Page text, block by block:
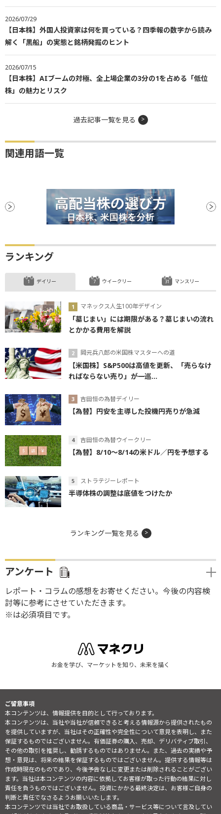
2026/07/29
【日本株】外国人投資家は何を買っている？四季報の数字から読み
解く「黒船」の実態と銘柄発掘のヒント
2026/07/15
【日本株】AIブームの対極、全上場企業の3分の1を占める「低位
株」の魅力とリスク
過去記事一覧を見る
関連用語一覧
ランキング
デイリー
マネックス人生100年デザイン
「墓じまい」には期限がある？墓じまいの流れ
とかかる費用を解説
岡元兵八郎の米国株マスターへの道
【米国株】S&P500は高値を更新、「売らなけ
ればならない売り」が一巡...
吉田恒の為替デイリー
【為替】円安を主導した投機円売りが急減
吉田恒の為替ウイークリー
【為替】8/10～8/14の米ドル／円を予想する
ストラテジーレポート
半導体株の調整は底値をつけたか
ウイークリー マンスリー
ランキング一覧を見る
アンケート
レポート・コラムの感想をお寄せください。今後の内容検
討等に参考にさせていただきます。
※は必須項目です。
お金を学び、マーケットを知り、未来を描く
ご留意事項
本コンテンツは、情報提供を目的として行っております。
本コンテンツは、当社や当社が信頼できると考える情報源から提供されたもの
を提供していますが、当社はその正確性や完全性について意見を表明し、また
保証するものではございません。有価証券の購入、売却、デリバティブ取引、
その他の取引を推奨し、勧誘するものではありません。また、過去の実績や予
想・意見は、将来の結果を保証するものではございません。提供する情報等は
作成時現在のものであり、今後予告なしに変更または削除されることがござい
ます。当社は本コンテンツの内容に依拠してお客様が取った行動の結果に対し
責任を負うものではございません。投資にかかる最終決定は、お客様ご自身の
判断と責任でなさるようお願いいたします。
本コンテンツでは当社でお取扱している商品・サービス等について言及してい